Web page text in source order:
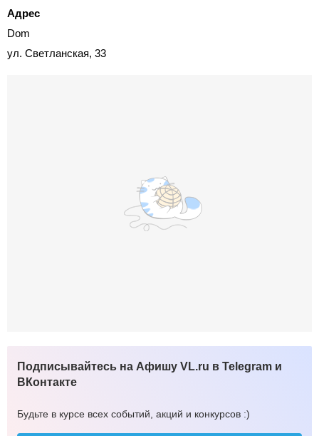
Адрес
Dom
ул. Светланская, 33
Подписывайтесь на Афишу VL.ru в Telegram и
ВКонтакте
Будьте в курсе всех событий, акций и конкурсов :)